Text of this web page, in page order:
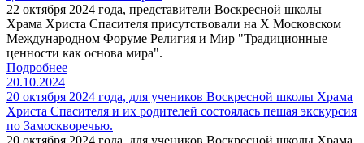
22 октября 2024 года, представители Воскресной школы
Храма Христа Спасителя присутствовали на X Московском
Международном Форуме Религия и Мир "Традиционные
ценности как основа мира".
Подробнее
20.10.2024
20 октября 2024 года, для учеников Воскресной школы Храма
Христа Спасителя и их родителей состоялась пешая экскурсия
по Замоскворечью.
20 октября 2024 года, для учеников Воскресной школы Храма